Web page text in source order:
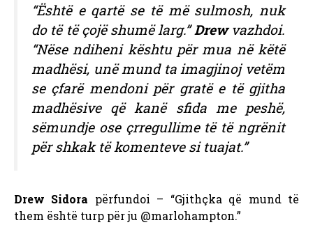
“Është e qartë se të më sulmosh, nuk
do të të çojë shumë larg.”Drewvazhdoi.
“Nëse ndiheni kështu për mua në këtë
madhësi, unë mund ta imagjinoj vetëm
se çfarë mendoni për gratë e të gjitha
madhësive që kanë sfida me peshë,
sëmundje ose çrregullime të të ngrënit
për shkak të komenteve si tuajat.”
Drew Sidora përfundoi – “Gjithçka që mund të
them është turp për ju @marlohampton.”